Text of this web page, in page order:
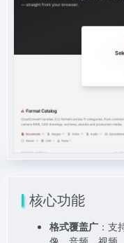
核心功能
格式覆盖广 ：支